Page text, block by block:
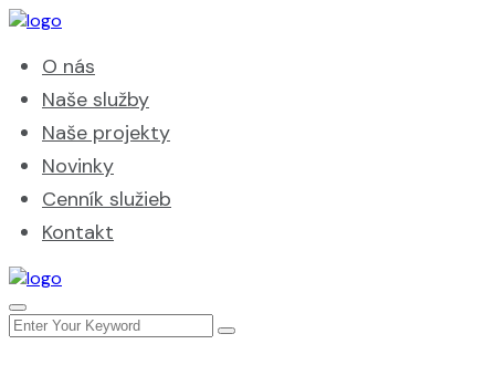
O nás
Naše služby
Naše projekty
Novinky
Cenník služieb
Kontakt